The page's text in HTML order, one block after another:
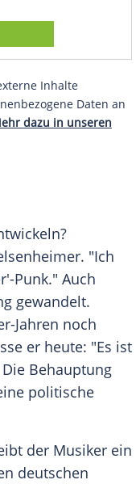
Inhalte
Daten an
dazu in unseren
"Ich
Punk." Auch
gewandelt.
Jahren noch
er heute: "Es ist
Behauptung
politische
der Musiker ein
deutschen